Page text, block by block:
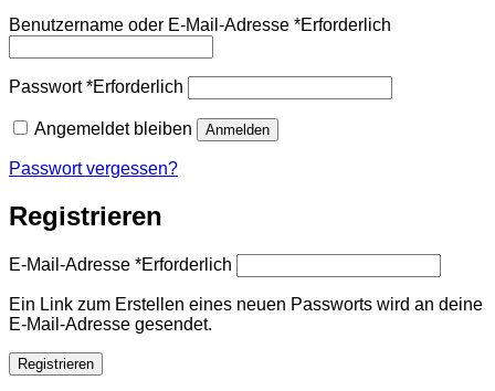
Benutzername oder E-Mail-Adresse *Erforderlich
Passwort*Erforderlich
Angemeldet bleiben Anmelden
Passwort vergessen?
Registrieren
E-Mail-Adresse *Erforderlich
Ein Link zum Erstellen eines neuen Passworts wird an deine
E-Mail-Adresse gesendet.
Registrieren